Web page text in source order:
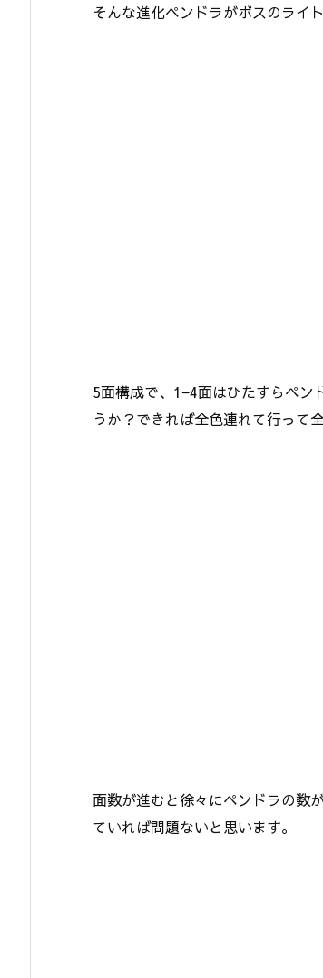
そんな進化ペンドラがボスのライ
5面構成で、1−4面はひたすらペン
うか？できれば全色連れて行って
面数が進むと徐々にペンドラの数
ていれば問題ないと思います。